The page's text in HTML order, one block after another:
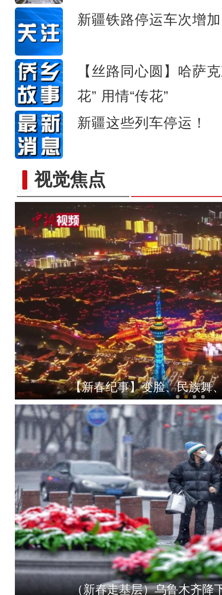
新疆铁路停运车次增
【丝路同心圆】哈萨
花” 用情“传花”
新疆这些列车停运！
视觉焦点【新春纪事】新疆多部门积
【新春纪事】变脸、民族舞
【新春纪事】新疆喀什
（新春走基层）乌鲁木齐降